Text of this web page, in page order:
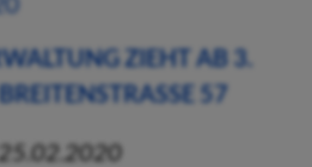
ZIEHT AB 3.
57
25.02.2020